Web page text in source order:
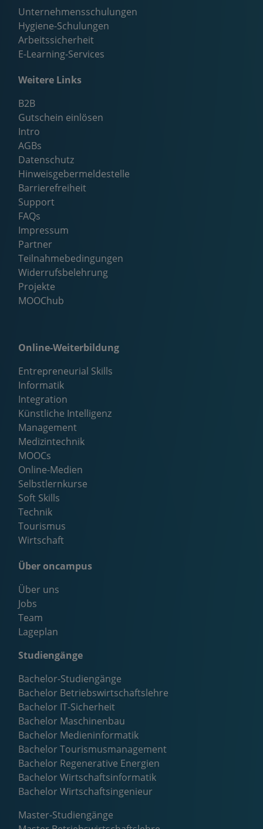
Unternehmensschulungen
Hygiene-Schulungen
Arbeitssicherheit
E-Learning-Services
Weitere Links
B2B
Gutschein einlösen
Intro
AGBs
Datenschutz
Hinweisgebermeldestelle
Barrierefreiheit
Support
FAQs
Impressum
Partner
Teilnahmebedingungen
Widerrufsbelehrung
Projekte
MOOChub
Online-Weiterbildung
Entrepreneurial Skills
Informatik
Integration
Künstliche Intelligenz
Management
Medizintechnik
MOOCs
Online-Medien
Selbstlernkurse
Soft Skills
Technik
Tourismus
Wirtschaft
Über oncampus
Über uns
Jobs
Team
Lageplan
Studiengänge
Bachelor-Studiengänge
Bachelor Betriebswirtschaftslehre
Bachelor IT-Sicherheit
Bachelor Maschinenbau
Bachelor Medieninformatik
Bachelor Tourismusmanagement
Bachelor Regenerative Energien
Bachelor Wirtschaftsinformatik
Bachelor Wirtschaftsingenieur
Master-Studiengänge